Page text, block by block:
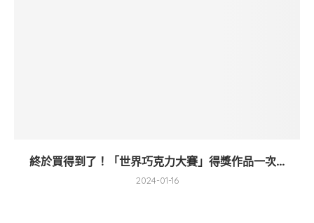
終於買得到了！「世界巧克力大賽」得獎作品一次...
2024-01-16